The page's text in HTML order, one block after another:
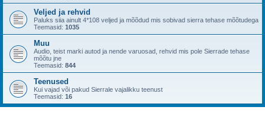
Veljed ja rehvid
Paluks siia ainult 4*108 veljed ja mõõdud mis sobivad sierra tehase mõõtudega
Teemasid: 1035
Muu
Audio, teist marki autod ja nende varuosad, rehvid mis pole Sierrade tehase
mõõtu jne
Teemasid: 844
Teenused
Kui vajad või pakud Sierrale vajalikku teenust
Teemasid: 16